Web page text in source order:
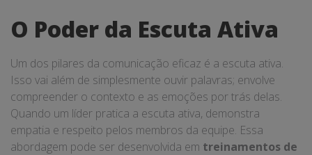
O Poder da Escuta Ativa
Um dos pilares da comunicação eficaz é a escuta ativa.
Isso vai além de simplesmente ouvir palavras; envolve
compreender o contexto e as emoções por trás delas.
Quando um líder pratica a escuta ativa, demonstra
empatia e respeito pelos membros da equipe. Essa
abordagem pode ser desenvolvida em treinamentos de